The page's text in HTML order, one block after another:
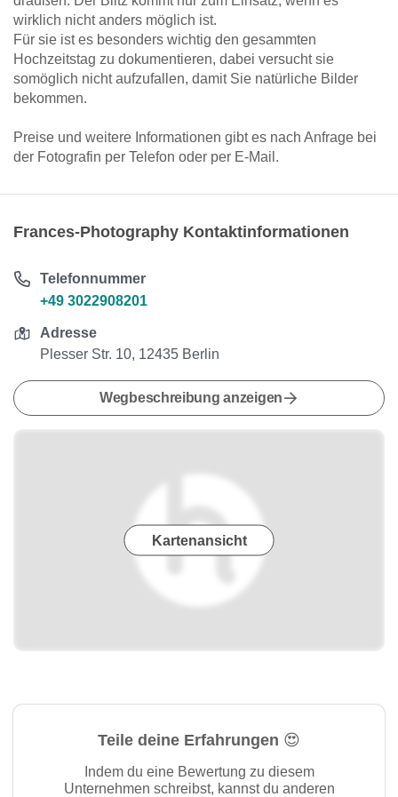
wirklich nicht anders möglich ist.
Für sie ist es besonders wichtig den gesammten
Hochzeitstag zu dokumentieren, dabei versucht sie
somöglich nicht aufzufallen, damit Sie natürliche Bilder
bekommen.
Preise und weitere Informationen gibt es nach Anfrage bei
der Fotografin per Telefon oder per E-Mail.
Frances-Photography Kontaktinformationen
Telefonnummer
+49 3022908201
Adresse
Plesser Str. 10, 12435 Berlin
Wegbeschreibung anzeigen
Kartenansicht
Teile deine Erfahrungen 😍
Indem du eine Bewertung zu diesem
Unternehmen schreibst, kannst du anderen